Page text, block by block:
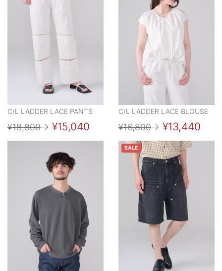
C/L LADDER LACE PANTS
¥18,800→ ¥15,040
C/L LADDER LACE BLOUSE
¥16,800→ ¥13,440
SALE